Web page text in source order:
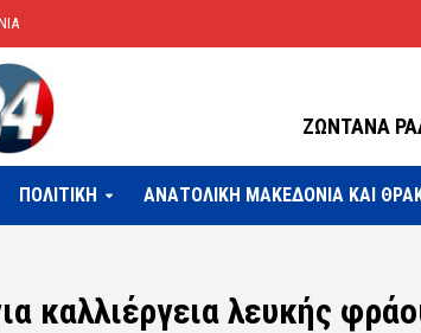
ΖΩΝΤΑΝΑ
ΠΟΛΙΤΙΚΗ ΑΝΑΤΟΛΙΚΗ ΜΑΚΕΔΟΝΙΑ ΚΑΙ
καλλιέργεια λευκής